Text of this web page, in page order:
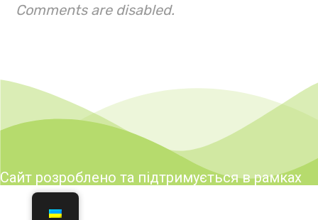
Comments are disabled.
Сайт розроблено та підтримується в рамках
реалізації заходів Програми розвитку туризму